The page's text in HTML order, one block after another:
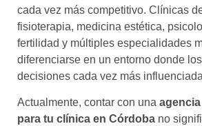
cada vez más competitivo. Clínicas
fisioterapia, medicina estética,
fertilidad y múltiples especialidades
diferenciarse en un entorno donde
decisiones cada vez más
Actualmente, contar con una
para tu clínica en Córdoba no